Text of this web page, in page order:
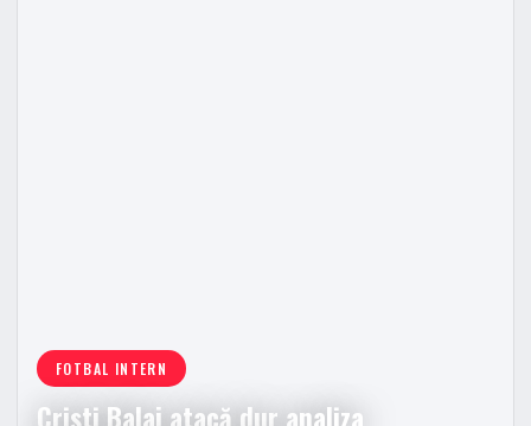
FOTBAL INTERN
Cristi Balaj atacă dur analiza